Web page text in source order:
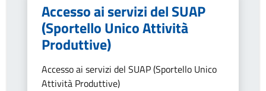
Accesso ai servizi del SUAP
(Sportello Unico Attività
Produttive)
Accesso ai servizi del SUAP (Sportello Unico
Attività Produttive)